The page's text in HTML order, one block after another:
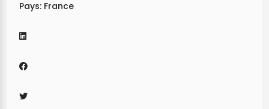
Pays: France